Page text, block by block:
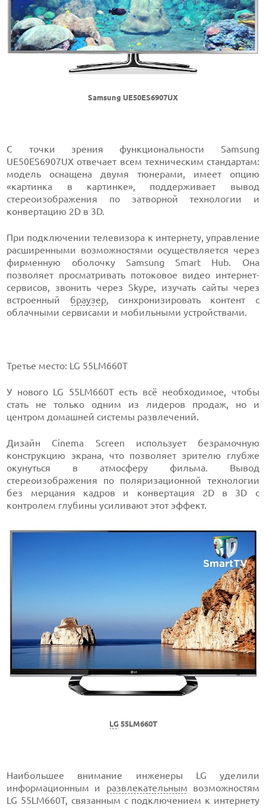
Samsung UE50ES6907UX
С точки зрения функциональности Samsung
UE50ES6907UX отвечает всем техническим стандартам:
модель оснащена двумя тюнерами, имеет опцию
«картинка в картинке», поддерживает вывод
стереоизображения по затворной технологии и
конвертацию 2D в 3D.
При подключении телевизора к интернету, управление
расширенными возможностями осуществляется через
фирменную оболочку Samsung Smart Hub. Она
позволяет просматривать потоковое видео интернет-
сервисов, звонить через Skype, изучать сайты через
встроенный браузер, синхронизировать контент с
облачными сервисами и мобильными устройствами.
Третье место: LG 55LM660T
У нового LG 55LM660T есть всё необходимое, чтобы
стать не только одним из лидеров продаж, но и
центром домашней системы развлечений.
Дизайн Cinema Screen использует безрамочную
конструкцию экрана, что позволяет зрителю глубже
окунуться в атмосферу фильма. Вывод
стереоизображения по поляризационной технологии
без мерцания кадров и конвертация 2D в 3D с
контролем глубины усиливают этот эффект.
LG55LM660T
Наибольшее внимание инженеры LG уделили
информационным и развлекательным возможностям
LG 55LM660T, связанным с подключением к интернету